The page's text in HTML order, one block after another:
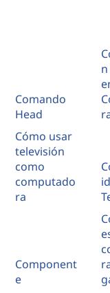
Comando
Head
Cómo usar
televisión
como
computado
ra
Component
e